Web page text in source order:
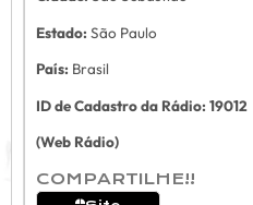
Estado: São Paulo
País: Brasil
ID de Cadastro da Rádio: 19012
(Web Rádio)
COMPARTILHE!!